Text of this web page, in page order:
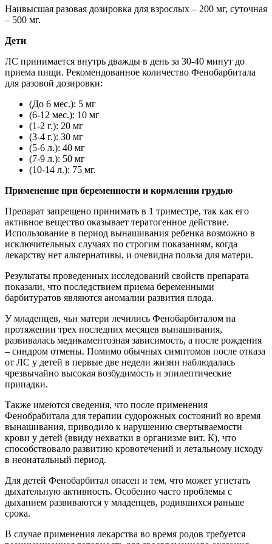
Наивысшая разовая дозировка для взрослых – 200 мг, суточная
– 500 мг.
Дети
ЛС принимается внутрь дважды в день за 30-40 минут до
приема пищи. Рекомендованное количество Фенобарбитала
для разовой дозировки:
(До 6 мес.): 5 мг
(6-12 мес.): 10 мг
(1-2 г.): 20 мг
(3-4 г.): 30 мг
(5-6 л.): 40 мг
(7-9 л.): 50 мг
(10-14 л.): 75 мг.
Применение при беременности и кормлении грудью
Препарат запрещено принимать в 1 триместре, так как его
активное вещество оказывает тератогенное действие.
Использование в период вынашивания ребенка возможно в
исключительных случаях по строгим показаниям, когда
лекарству нет альтернативы, и очевидна польза для матери.
Результаты проведенных исследований свойств препарата
показали, что последствием приема беременными
барбитуратов являются аномалии развития плода.
У младенцев, чьи матери лечились Фенобарбиталом на
протяжении трех последних месяцев вынашивания,
развивалась медикаментозная зависимость, а после рождения
– синдром отмены. Помимо обычных симптомов после отказа
от ЛС у детей в первые две недели жизни наблюдалась
чрезвычайно высокая возбудимость и эпилептические
припадки.
Также имеются сведения, что после применения
Фенобрабитала для терапии судорожных состояний во время
вынашивания, приводило к нарушению свертываемости
крови у детей (ввиду нехватки в организме вит. К), что
способствовало развитию кровотечений и летальному исходу
в неонатальный период.
Для детей Фенобарбитал опасен и тем, что может угнетать
дыхательную активность. Особенно часто проблемы с
дыханием развиваются у младенцев, родившихся раньше
срока.
В случае применения лекарства во время родов требуется